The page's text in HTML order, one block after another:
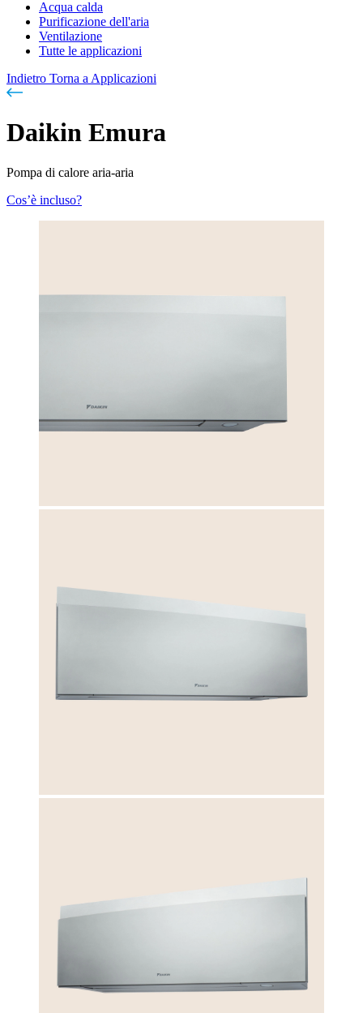
Acqua calda
Purificazione dell'aria
Ventilazione
Tutte le applicazioni
Indietro Torna a Applicazioni
Daikin Emura
Pompa di calore aria-aria
Cos’è incluso?